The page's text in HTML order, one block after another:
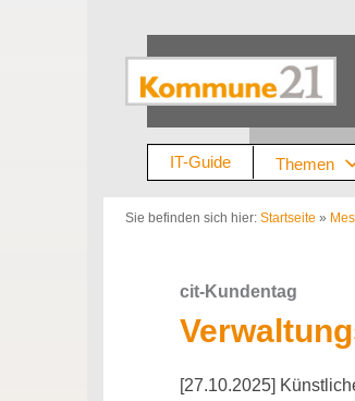
IT-Guide Themen
Sie befinden sich hier: Startseite »
cit-Kundentag
[27.10.2025]